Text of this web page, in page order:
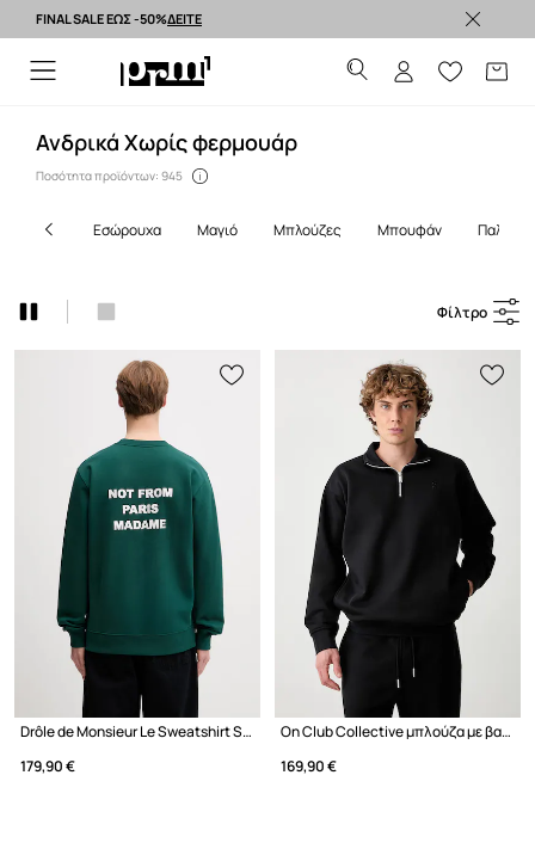
FINAL SALE ΕΩΣ -50%ΔΕΙΤΕ
Ανδρικά Χωρίς φερμουάρ
Ποσότητα προϊόντων: 945
εσώρουχα μαγιό μπλούζες μπουφάν παλτό
Φίλτρο
Drôle de Monsieur Le Sweatshirt Slogan μπλούζα βαμβακερή ανδρική
179,90 €
On Club Collective μπλούζα με βαμβάκι Ανδρική
169,90 €